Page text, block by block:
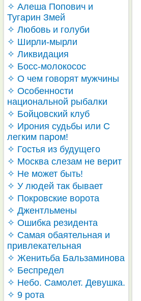
✧ Алеша Попович и
Тугарин Змей
✧ Любовь и голуби
✧ Ширли-мырли
✧ Ликвидация
✧ Босс-молокосос
✧ О чем говорят мужчины
✧ Особенности
национальной рыбалки
✧ Бойцовский клуб
✧ Ирония судьбы или С
легким паром!
✧ Гостья из будущего
✧ Москва слезам не верит
✧ Не может быть!
✧ У людей так бывает
✧ Покровские ворота
✧ Джентльмены
✧ Ошибка резидента
✧ Самая обаятельная и
привлекательная
✧ Женитьба Бальзаминова
✧ Беспредел
✧ Небо. Самолет. Девушка.
✧ 9 рота